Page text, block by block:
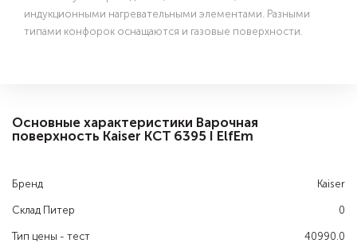
индукционными нагревательными элементами. Разными
типами конфорок оснащаются и газовые поверхности.
Основные характеристики Варочная
поверхность Kaiser KCT 6395 I ElfEm
Бренд Kaiser
Склад Питер 0
Тип цены - тест 40990.0